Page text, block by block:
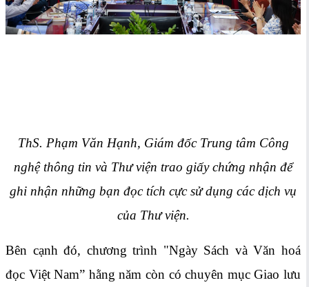
ThS. Phạm Văn Hạnh, Giám đốc Trung tâm Công
nghệ thông tin và Thư viện trao giấy chứng nhận để
ghi nhận những bạn đọc tích cực sử dụng các dịch vụ
của Thư viện.
Bên cạnh đó, chương trình "Ngày Sách và Văn hoá
đọc Việt Nam” hằng năm còn có chuyên mục Giao lưu